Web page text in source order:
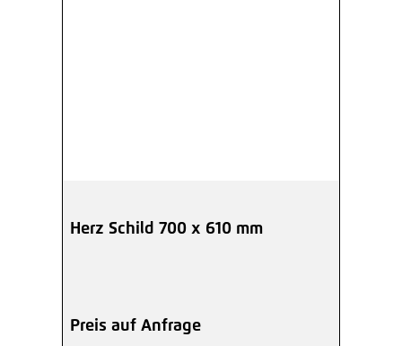
Herz Schild 700 x 610 mm
Preis auf Anfrage